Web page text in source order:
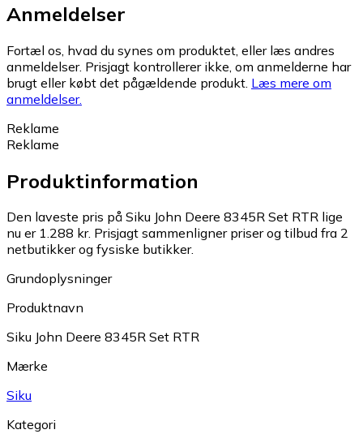
Anmeldelser
Fortæl os, hvad du synes om produktet, eller læs andres
anmeldelser. Prisjagt kontrollerer ikke, om anmelderne har
brugt eller købt det pågældende produkt. Læs mere om
anmeldelser.
Reklame
Reklame
Produktinformation
Den laveste pris på Siku John Deere 8345R Set RTR lige
nu er 1.288 kr. Prisjagt sammenligner priser og tilbud fra 2
netbutikker og fysiske butikker.
Grundoplysninger
Produktnavn
Siku John Deere 8345R Set RTR
Mærke
Siku
Kategori